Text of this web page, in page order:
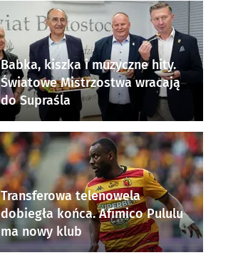
Babka, kiszka i muzyczne hity.
Światowe Mistrzostwa wracają
do Supraśla
Transferowa telenowela
dobiegła końca. Afimico Pululu
ma nowy klub